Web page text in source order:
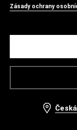
Zásady ochrany